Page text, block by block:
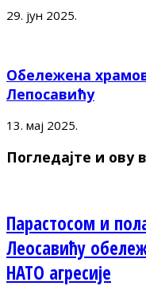
29. јун 2025.
Обележена
Лепосавићу
13. мај 2025.
Погледајте и ову
Парастосом и
Леосавићу
НАТО агресије